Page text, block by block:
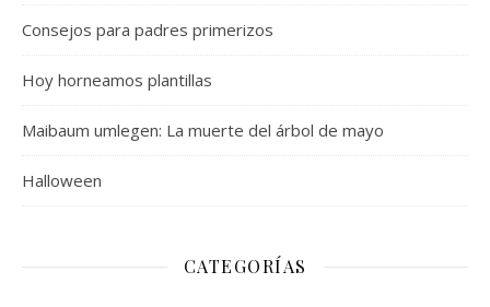
Consejos para padres primerizos
Hoy horneamos plantillas
Maibaum umlegen: La muerte del árbol de mayo
Halloween
CATEGORÍAS